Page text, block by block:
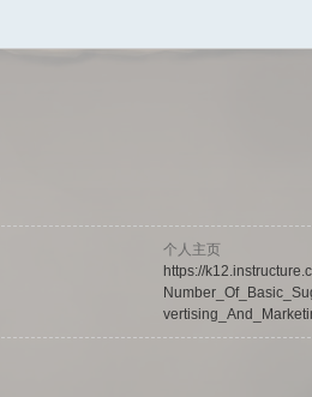
个人主页
https://